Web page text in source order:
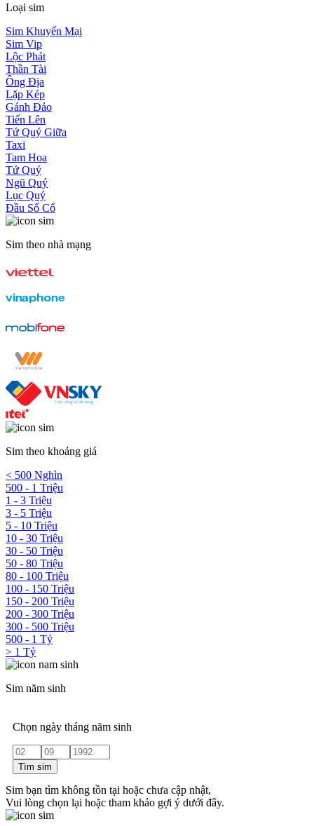
Loại sim
Sim Khuyến Mại
Sim Vip
Lộc Phát
Thần Tài
Ông Địa
Lặp Kép
Gánh Đảo
Tiến Lên
Tứ Quý Giữa
Taxi
Tam Hoa
Tứ Quý
Ngũ Quý
Lục Quý
Đầu Số Cổ
Sim theo nhà mạng
Sim theo khoảng giá
< 500 Nghìn
500 - 1 Triệu
1 - 3 Triệu
3 - 5 Triệu
5 - 10 Triệu
10 - 30 Triệu
30 - 50 Triệu
50 - 80 Triệu
80 - 100 Triệu
100 - 150 Triệu
150 - 200 Triệu
200 - 300 Triệu
300 - 500 Triệu
500 - 1 Tỷ
> 1 Tỷ
Sim năm sinh
Chọn ngày tháng năm sinh
Tìm sim
Sim bạn tìm không tồn tại hoặc chưa cập nhật,
Vui lòng chọn lại hoặc tham khảo gợi ý dưới đây.